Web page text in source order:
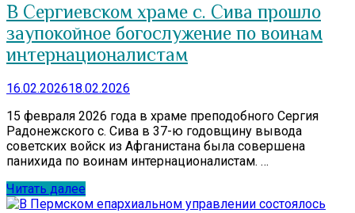
В Сергиевском храме с. Сива прошло
заупокойное богослужение по воинам
интернационалистам
16.02.202618.02.2026
15 февраля 2026 года в храме преподобного Сергия
Радонежского с. Сива в 37-ю годовщину вывода
советских войск из Афганистана была совершена
панихида по воинам интернационалистам. …
Читать далее